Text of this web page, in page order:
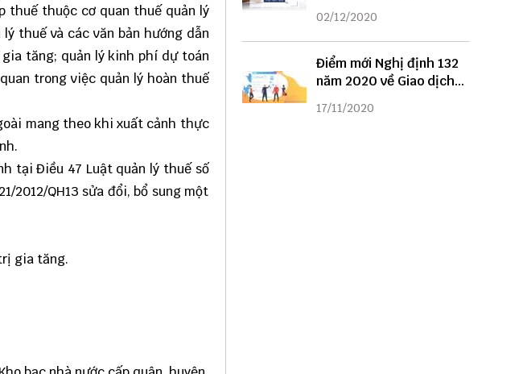
thuế thuộc cơ quan thuế quản lý
thuế và các văn bản hướng dẫn
tăng; quản lý kinh phí dự toán
trong việc quản lý hoàn thuế
mang theo khi xuất cảnh thực
tại Điều 47 Luật quản lý thuế số
2012/QH13 sửa đổi, bổ sung một
gia tăng.
02/12/2020
Điểm mới Nghị định 132
năm 2020 về Giao dịch
liên kết
17/11/2020